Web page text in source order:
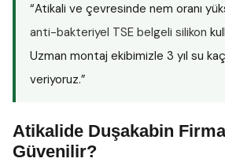
“Atikali ve çevresinde nem oranı
anti-bakteriyel TSE belgeli silikon
Uzman montaj ekibimizle 3 yıl su
veriyoruz.”
Atikalide Duşakabin
Güvenilir?